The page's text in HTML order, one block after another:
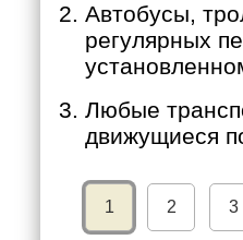
Автобусы,
регулярных
Любые
движущиеся
1 2 3